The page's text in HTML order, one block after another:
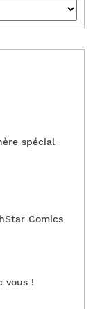
spécial
Comics
vous !